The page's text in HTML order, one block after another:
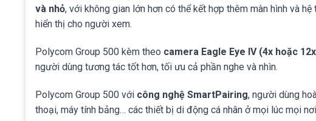
và nhỏ, với không gian lớn hơn có thể kết hợp thêm màn hình và
hiển thị cho người xem.
Polycom Group 500 kèm theo camera Eagle Eye IV (4x hoặc
người dùng tương tác tốt hơn, tối ưu cả phần nghe và nhìn.
Polycom Group 500 với công nghệ SmartPairing, người dùng
thoại, máy tính bảng… các thiết bị di động cá nhân ở mọi lúc mọi